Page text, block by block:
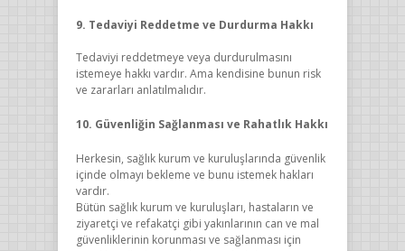
9. Tedaviyi Reddetme ve Durdurma Hakkı
Tedaviyi reddetmeye veya durdurulmasını
istemeye hakkı vardır. Ama kendisine bunun risk
ve zararları anlatılmalıdır.
10. Güvenliğin Sağlanması ve Rahatlık Hakkı
Herkesin, sağlık kurum ve kuruluşlarında güvenlik
içinde olmayı bekleme ve bunu istemek hakları
vardır.
Bütün sağlık kurum ve kuruluşları, hastaların ve
ziyaretçi ve refakatçi gibi yakınlarının can ve mal
güvenliklerinin korunması ve sağlanması için